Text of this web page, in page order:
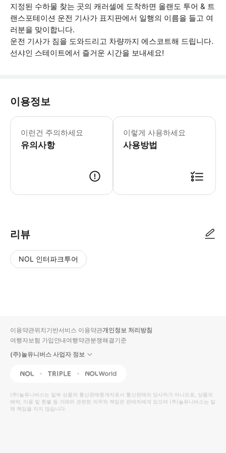
지정된 수하물 찾는 곳의 캐러셀에 도착하면 올랜도 투어 & 트
랜스포테이션 운전 기사가 표지판에서 일행의 이름을 들고 여
러분을 맞이합니다.
운전 기사가 짐을 도와드리고 차량까지 에스코트해 드립니다.
선샤인 스테이트에서 즐거운 시간을 보내세요!
이용정보
이런건 주의하세요
유의사항
이렇게 사용하세요
사용방법
리뷰
NOL 인터파크투어
입니
다.
높
은
순
동
영
상
순
상
이용약관위치기반서비스 이용약관개인정보 처리방침
여행자보험 가입안내여행약관분쟁해결기준
(주)놀유니버스 사업자 정보
NOL Triple Interpark Global
(주)놀유니버스는 일부 상품의 통신판매중개자로서 통신판매의 당사자가 아니므로, 상품의
예약, 이용 및 환불 등 거래와 관련된 의무와 책임은 판매자에게 있으며 (주)놀유니버스는 일
체 책임을 지지 않습니다.